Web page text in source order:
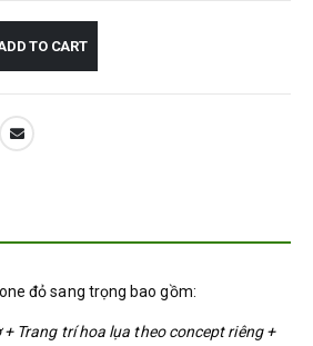
TO CART
đỏ sang trọng bao gồm:
Trang trí hoa lụa theo concept riêng +